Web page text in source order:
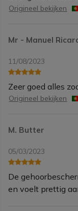
Origineel bekijken
Mr - Manuel
11/08/2023
Zeer goed alles
Origineel bekijken
M. Butter
05/03/2023
De
en voelt prettig